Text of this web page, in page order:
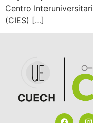
Centro
(CIES) […]